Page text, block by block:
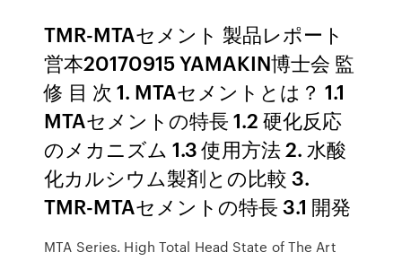
TMR-MTAセメント 製品レポート
営本20170915 YAMAKIN博士会 監
修 目 次 1. MTAセメントとは？ 1.1
MTAセメントの特長 1.2 硬化反応
のメカニズム 1.3 使用方法 2. 水酸
化カルシウム製剤との比較 3.
TMR-MTAセメントの特長 3.1 開発
MTA Series. High Total Head State of The Art